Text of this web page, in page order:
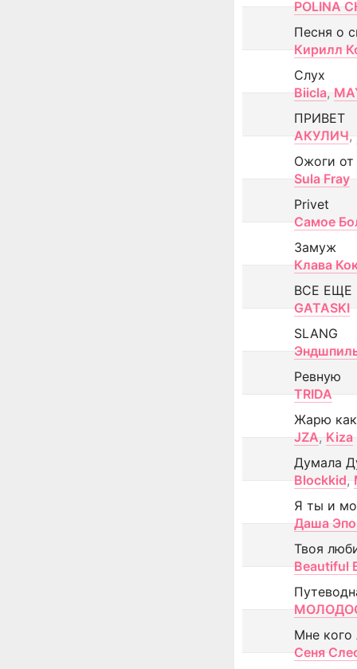
POLINA
Песня о
Кирилл
Слух
Biicla,
ПРИВЕТ
АКУЛИЧ,
Ожоги от
Sula Fray
Privet
Самое
Замуж
Клава
ВСЕ ЕЩЕ
GATASKI
SLANG
Ревную
TRIDA
Жарю
JZA, Kiza
Думала
Blockkid,
Я ты и
Даша
Твоя
Beautiful
Мне кого
Сеня